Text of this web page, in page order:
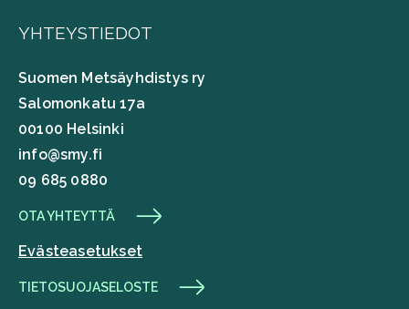
YHTEYSTIEDOT
Suomen Metsäyhdistys ry
Salomonkatu 17a
00100 Helsinki
info@smy.fi
09 685 0880
OTA YHTEYTTÄ
Evästeasetukset
TIETOSUOJASELOSTE